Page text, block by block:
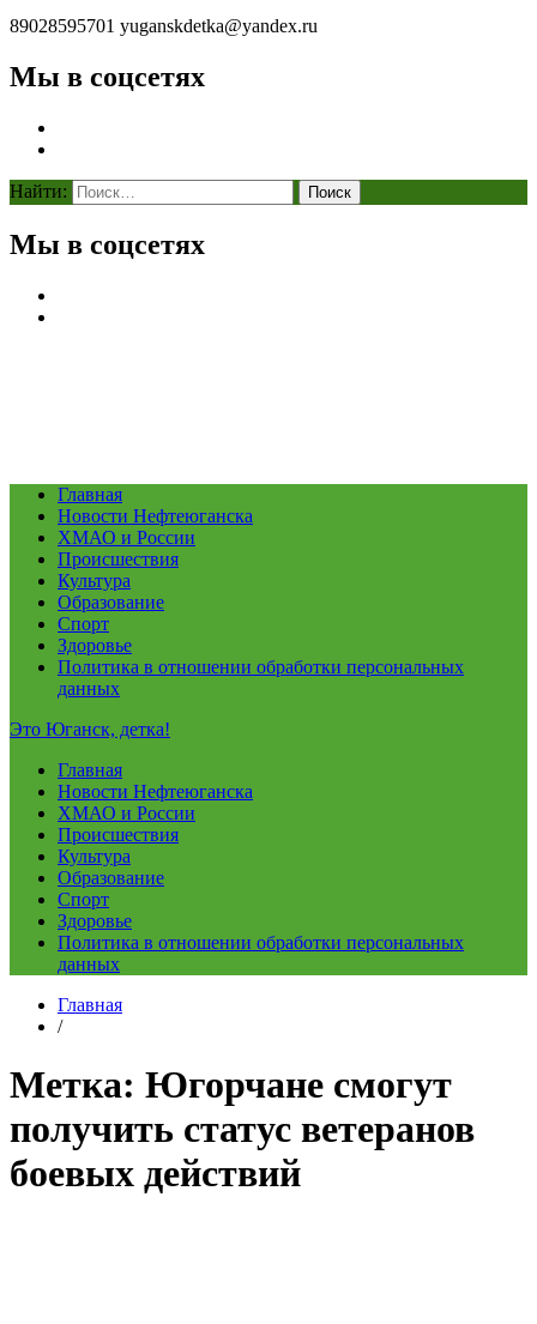
89028595701 yuganskdetka@yandex.ru
Мы в соцсетях
Найти:
Мы в соцсетях
Главная
Новости Нефтеюганска
ХМАО и России
Происшествия
Культура
Образование
Спорт
Здоровье
Политика в отношении обработки персональных
данных
Это Юганск, детка!
Главная
Новости Нефтеюганска
ХМАО и России
Происшествия
Культура
Образование
Спорт
Здоровье
Политика в отношении обработки персональных
данных
Главная
/
Метка: Югорчане смогут
получить статус ветеранов
боевых действий